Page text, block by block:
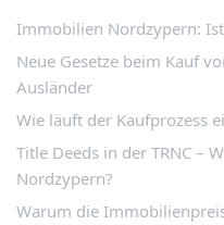
Immobilien Nordzypern:
Neue Gesetze beim Kauf
Ausländer
Wie läuft der Kaufprozess
Title Deeds in der TRNC –
Nordzypern?
Warum die